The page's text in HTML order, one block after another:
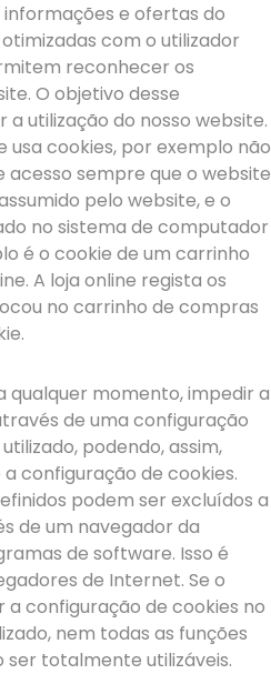
informações e ofertas do
com o utilizador
reconhecer os
O objetivo desse
utilização do nosso website.
usa cookies, por exemplo não
acesso sempre que o website
pelo website, e o
no sistema de computador
é o cookie de um carrinho
A loja online regista os
no carrinho de compras
qualquer momento, impedir a
de uma configuração
podendo, assim,
configuração de cookies.
podem ser excluídos a
de um navegador da
de software. Isso é
de Internet. Se o
configuração de cookies no
nem todas as funções
totalmente utilizáveis.